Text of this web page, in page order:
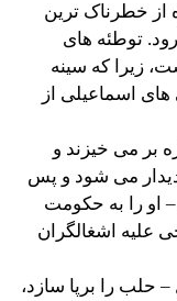
از خطرناک ترین
توطئه های
زیرا که سینه
اسماعیلی از
بر می خیزند و
می شود و پس
– او را به حکومت
علیه اشغالگران
حلب را برپا سازد،